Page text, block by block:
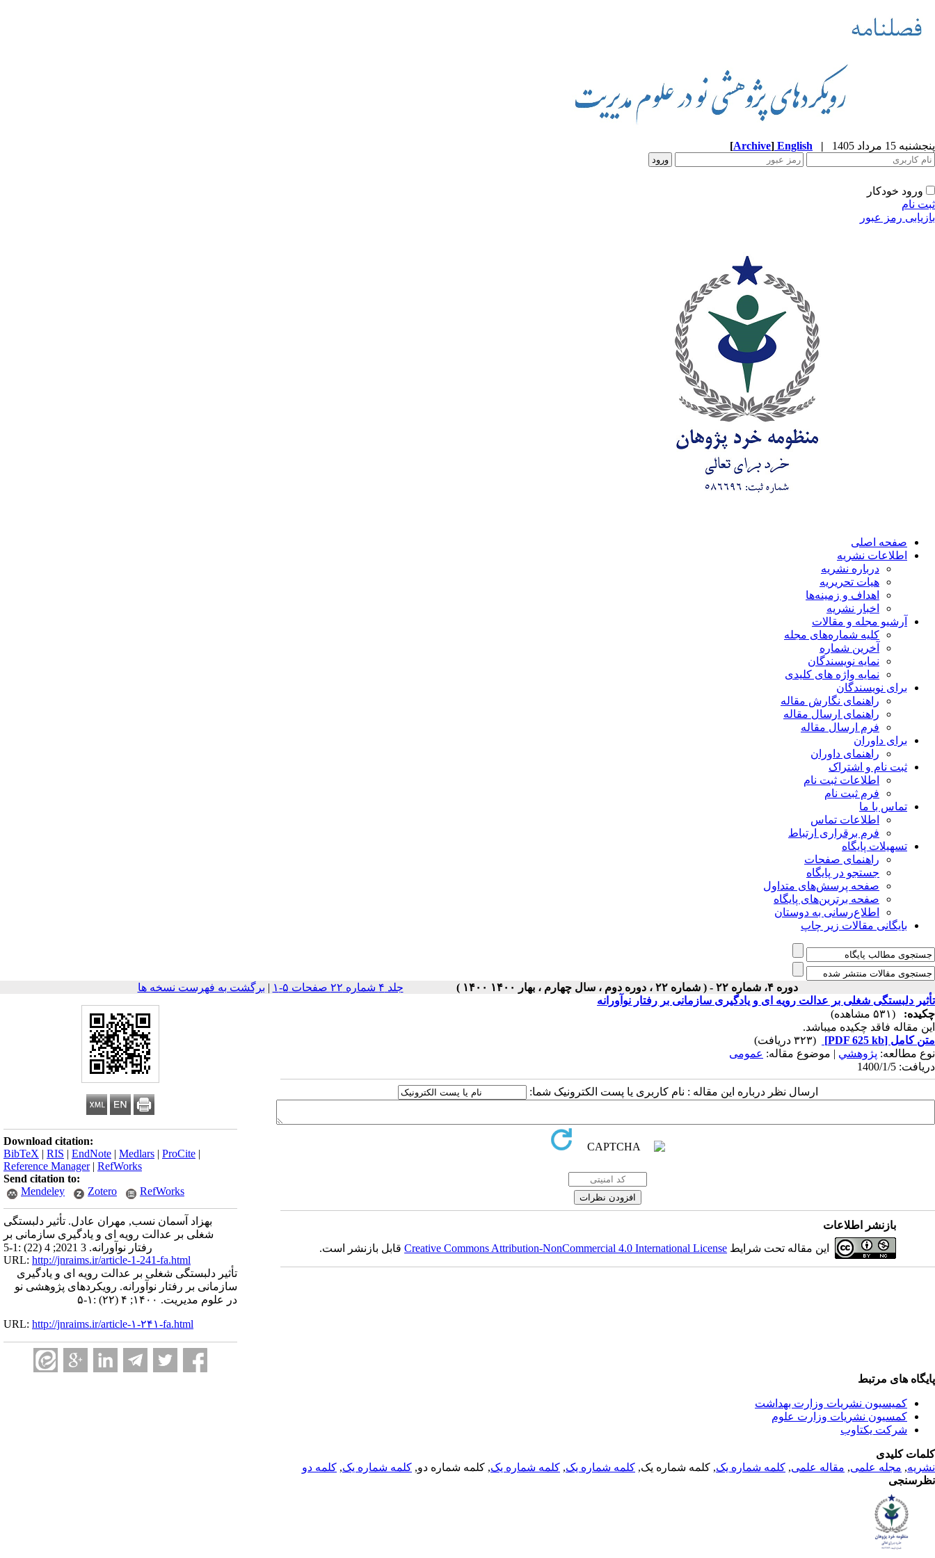
پنجشنبه 15 مرداد 1405 |
English
[Archive]
ورود خودکار
ثبت نام
بازیابی رمز عبور
صفحه اصلی
اطلاعات نشریه
درباره نشریه
هیات تحریریه
اهداف و زمینه‌ها
اخبار نشریه
آرشیو مجله و مقالات
کلیه شماره‌های مجله
آخرین شماره
نمایه نویسندگان
نمایه واژه های کلیدی
برای نویسندگان
راهنمای نگارش مقاله
راهنمای ارسال مقاله
فرم ارسال مقاله
برای داوران
راهنمای داوران
ثبت نام و اشتراک
اطلاعات ثبت نام
فرم ثبت نام
تماس با ما
اطلاعات تماس
فرم برقراری ارتباط
تسهیلات پایگاه
راهنمای صفحات
جستجو در پایگاه
صفحه پرسش‌های متداول
صفحه برترین‌های پایگاه
اطلاع‌رسانی به دوستان
بایگانی مقالات زیر چاپ
دوره ۴، شماره ۲۲ - ( شماره ۲۲ ، دوره دوم ، سال چهارم ، بهار ۱۴۰۰ ۱۴۰۰ ) جلد ۴ شماره ۲۲ صفحات ۵-۱ | برگشت به فهرست نسخه ها
Download citation:
BibTeX | RIS | EndNote | Medlars | ProCite |
Reference Manager| RefWorks
Send citation to:
Mendeley
Zotero RefWorks
بهزاد آسمان نسب, مهران عادل. تأثیر دلبستگی
شغلی بر عدالت رویه ای و یادگیری سازمانی بر
رفتار نوآورانه. 3 2021; 4 (22) :1-5
URL: http://jnraims.ir/article-1-241-fa.html
تأثیر دلبستگی شغلی بر عدالت رویه ای و یادگیری
سازمانی بر رفتار نوآورانه. رویکردهای پژوهشی نو
در علوم مدیریت. ۱۴۰۰; ۴ (۲۲) :۱-۵
URL: http://jnraims.ir/article-۱-۲۴۱-fa.html
تأثیر دلبستگی شغلی بر عدالت رویه ای و یادگیری سازمانی بر رفتار نوآورانه
چکیده:
(۵۳۱ مشاهده)
این مقاله فاقد چکیده می​باشد.
متن کامل [PDF 625 kb]
(۳۲۳ دریافت)
نوع مطالعه: پژوهشي | موضوع مقاله: عمومى
دریافت: 1400/1/5
ارسال نظر درباره این مقاله : نام کاربری یا پست الکترونیک شما:
بازنشر اطلاعات
این مقاله تحت شرایط Creative Commons Attribution-NonCommercial 4.0 International Licenseقابل بازنشر است.
پایگاه های مرتبط
کمیسیون نشریات وزارت بهداشت
کمسیون نشریات وزارت علوم
شرکت یکتاوب
کلمات کلیدی
نشریه, مجله علمی, مقاله علمی, کلمه شماره یک, کلمه شماره یک, کلمه شماره یک, کلمه شماره یک, کلمه شماره دو, کلمه شماره یک, کلمه دو
نظرسنجی